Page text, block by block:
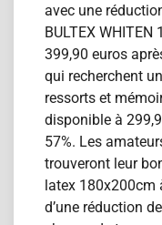
avec une
BULTEX
399,90 euros
qui recherchent
ressorts et
disponible à
57%. Les
trouveront leur
latex 180x200cm
d’une réduction